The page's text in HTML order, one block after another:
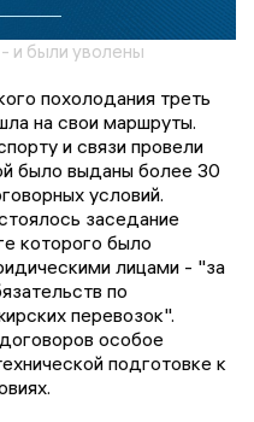
и были уволены
похолодания треть
на свои маршруты.
и связи провели
было выданы более 30
условий.
заседание
которого было
лицами - "за
по
перевозок".
особое
подготовке к